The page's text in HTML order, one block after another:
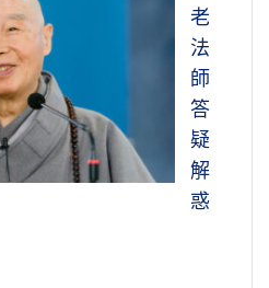
老
法
師
答
疑
解
惑